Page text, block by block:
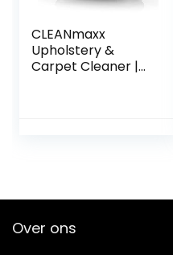
CLEANmaxx
Upholstery &
Carpet Cleaner |
Over ons